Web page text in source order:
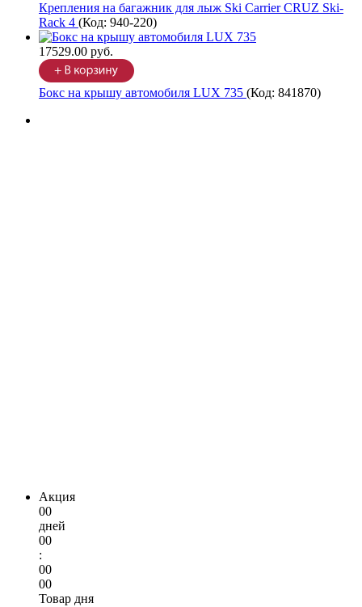
Крепления на багажник для лыж Ski Carrier CRUZ Ski-
Rack 4 (Код: 940-220)
17529.00 руб.
Бокс на крышу автомобиля LUX 735 (Код: 841870)
Акция
00
дней
00
:
00
00
Товар дня